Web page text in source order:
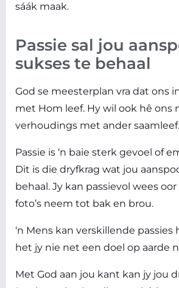
sáák maak.
Passie sal jou
sukses te behaal
God se meesterplan vra dat ons
met Hom leef. Hy wil ook hê ons
verhoudings met ander saamleef.
Passie is ‘n baie sterk gevoel of
Dit is die dryfkrag wat jou
behaal. Jy kan passievol wees
foto’s neem tot bak en brou.
‘n Mens kan verskillende passies
het jy nie net een doel op aarde
Met God aan jou kant kan jy jou